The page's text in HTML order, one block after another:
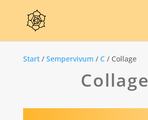
Start/ Sempervivum / C/ Collage
Collage